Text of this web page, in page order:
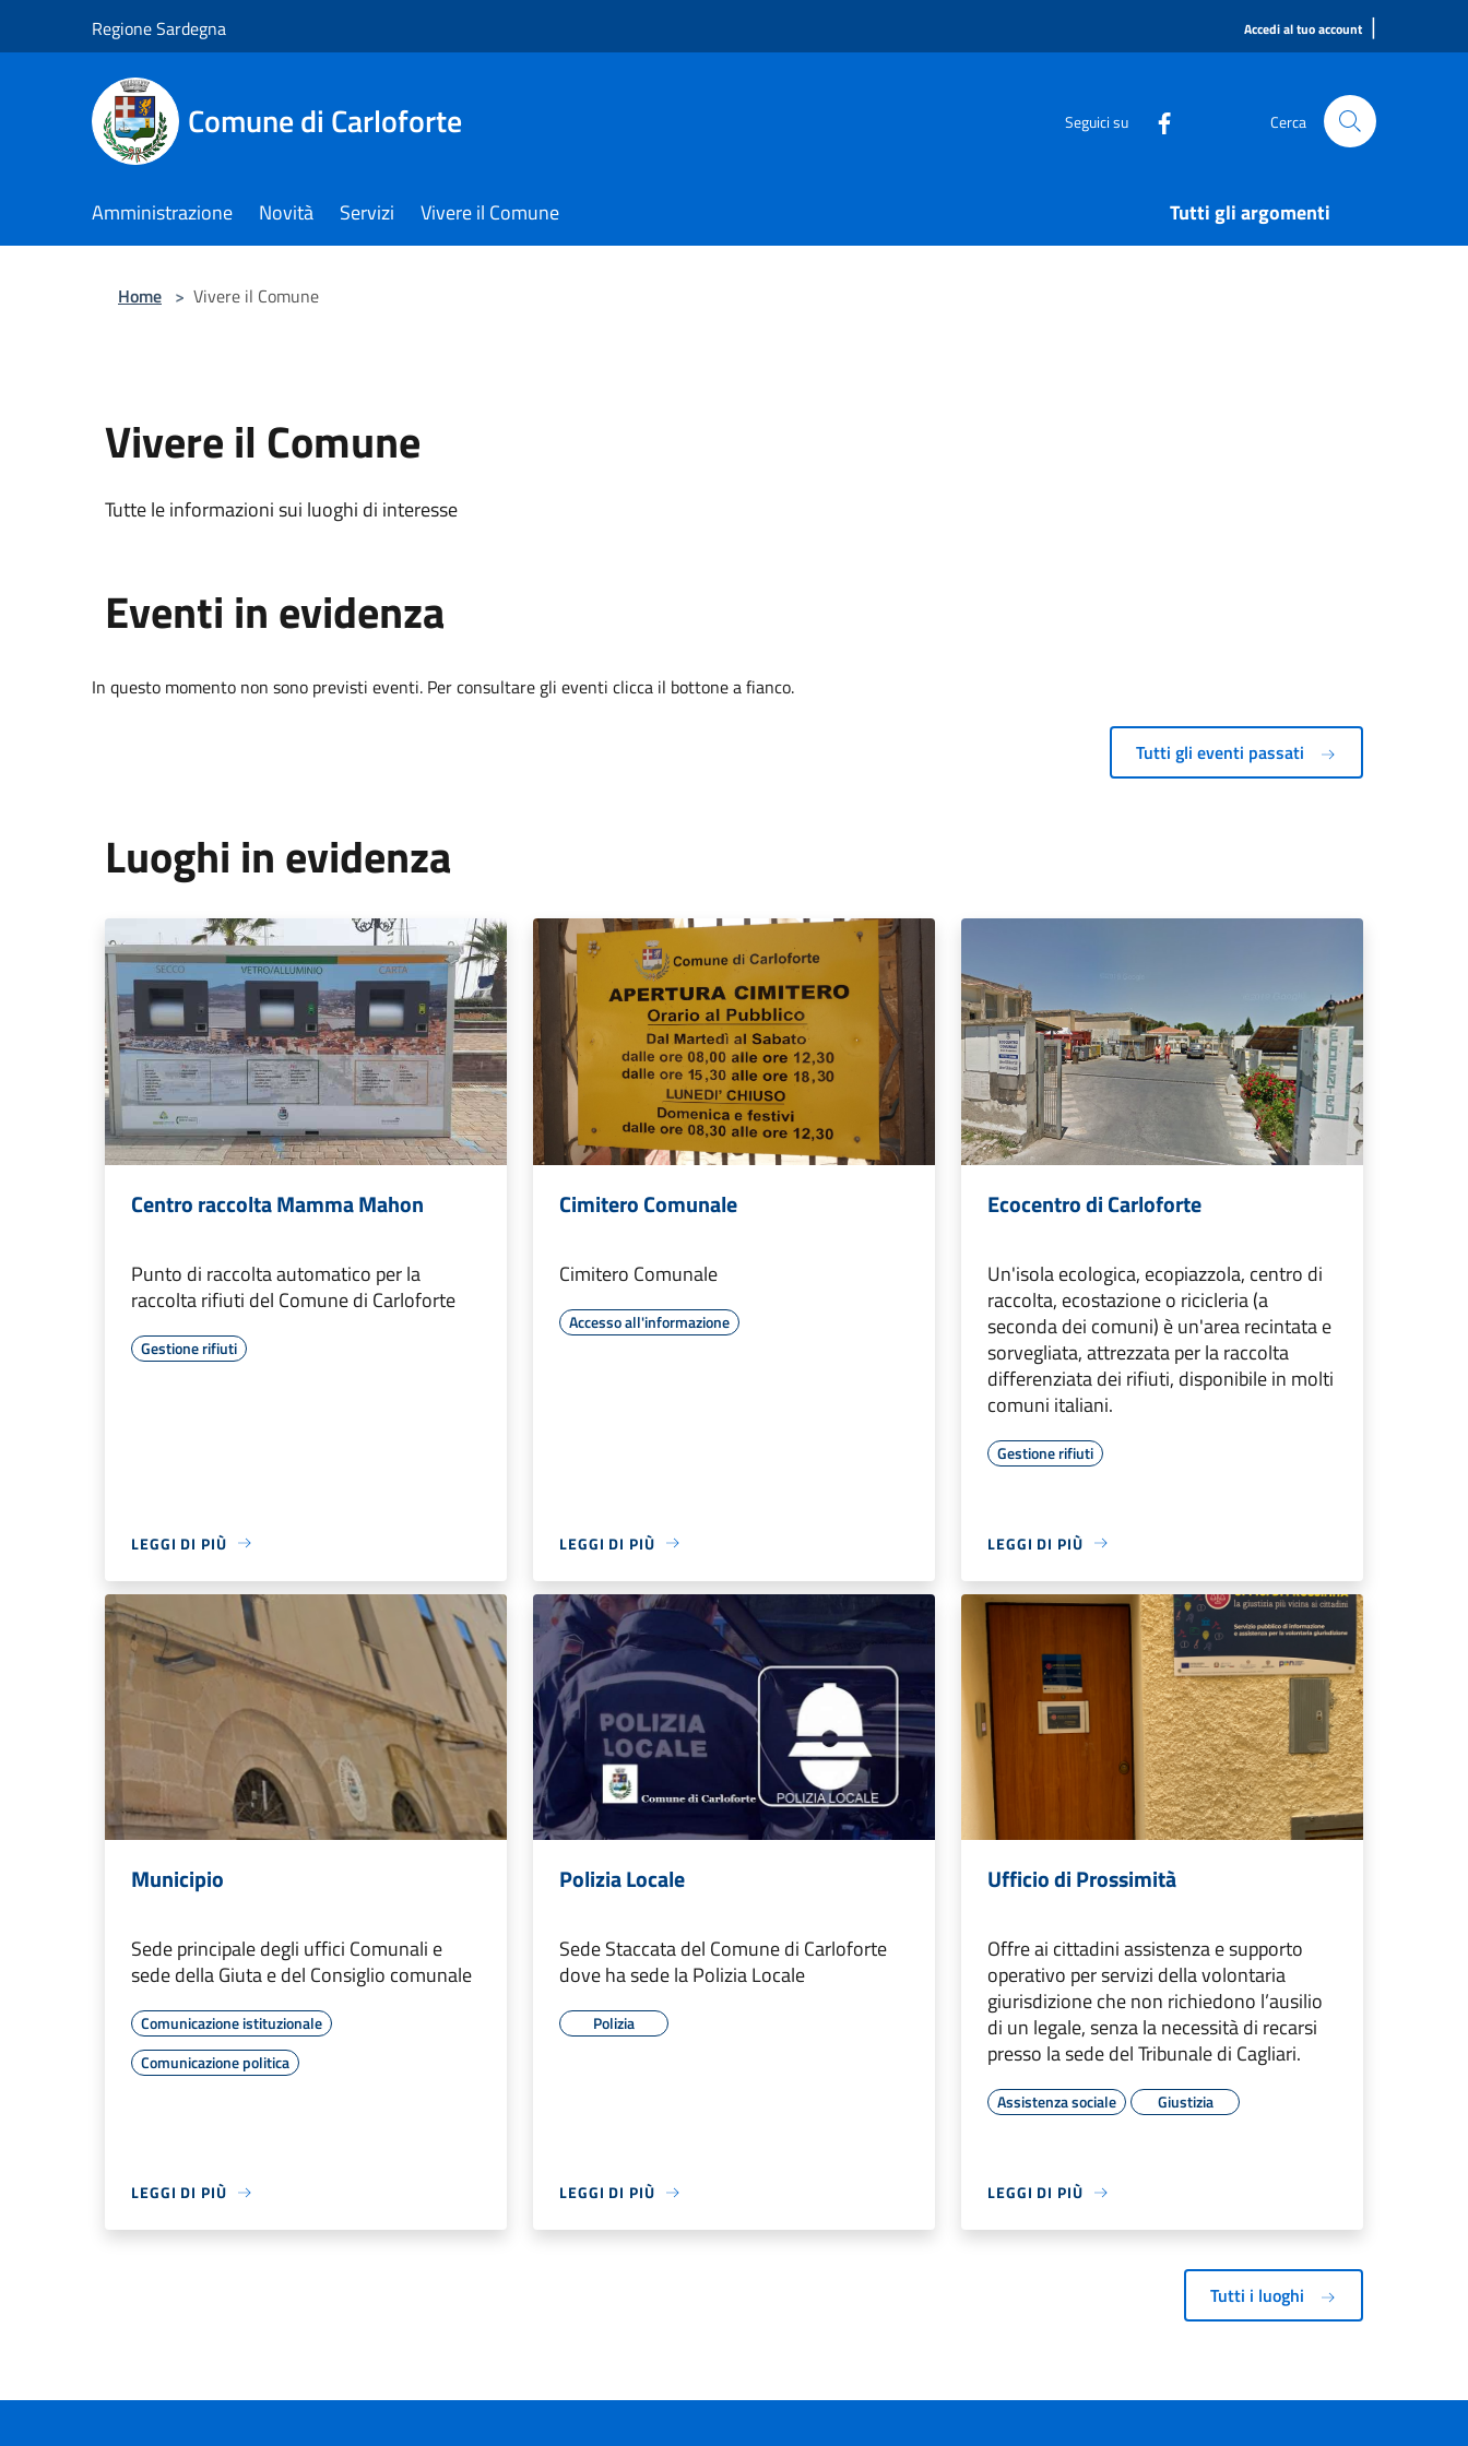
Regione Sardegna Accedi al tuo account |
Comune di Carloforte Seguici su Cerca
Amministrazione Novità Servizi Vivere il Comune Tutti gli argomenti
Home > Vivere il Comune
Vivere il Comune
Tutte le informazioni sui luoghi di interesse
Eventi in evidenza
In questo momento non sono previsti eventi. Per consultare gli eventi clicca il bottone a fianco.
Tutti gli eventi passati
Luoghi in evidenza
Centro raccolta Mamma Mahon
Punto di raccolta automatico per la
raccolta rifiuti del Comune di Carloforte
Gestione rifiuti
LEGGI DI PIÙ
Cimitero Comunale
Cimitero Comunale
Accesso all'informazione
LEGGI DI PIÙ
Ecocentro di Carloforte
Un'isola ecologica, ecopiazzola, centro di
raccolta, ecostazione o ricicleria (a
seconda dei comuni) è un'area recintata e
sorvegliata, attrezzata per la raccolta
differenziata dei rifiuti, disponibile in molti
comuni italiani.
Gestione rifiuti
LEGGI DI PIÙ
Municipio
Sede principale degli uffici Comunali e
sede della Giuta e del Consiglio comunale
Comunicazione istituzionale
Comunicazione politica
LEGGI DI PIÙ
Polizia Locale
Sede Staccata del Comune di Carloforte
dove ha sede la Polizia Locale
Polizia
LEGGI DI PIÙ
Ufficio di Prossimità
Offre ai cittadini assistenza e supporto
operativo per servizi della volontaria
giurisdizione che non richiedono l’ausilio
di un legale, senza la necessità di recarsi
presso la sede del Tribunale di Cagliari.
Assistenza sociale Giustizia
LEGGI DI PIÙ
Tutti i luoghi